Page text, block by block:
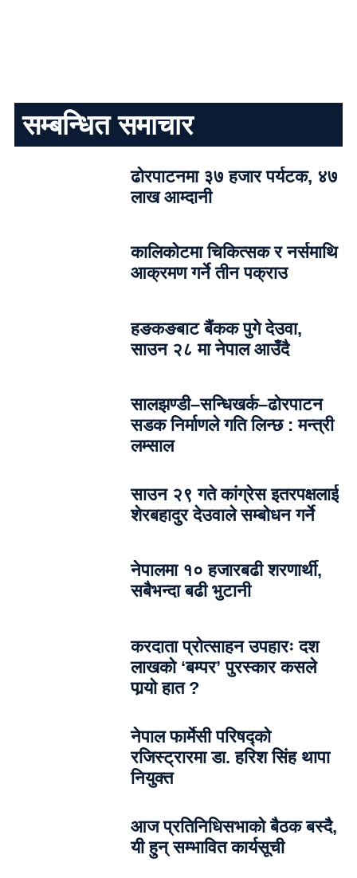
सम्बन्धित समाचार
ढोरपाटनमा ३७ हजार पर्यटक, ४७
लाख आम्दानी
कालिकोटमा चिकित्सक र नर्समाथि
आक्रमण गर्ने तीन पक्राउ
हङकङबाट बैंकक पुगे देउवा,
साउन २८ मा नेपाल आउँदै
सालझण्डी–सन्धिखर्क–ढोरपाटन
सडक निर्माणले गति लिन्छ : मन्त्री
लम्साल
साउन २९ गते कांग्रेस इतरपक्षलाई
शेरबहादुर देउवाले सम्बोधन गर्ने
नेपालमा १० हजारबढी शरणार्थी,
सबैभन्दा बढी भुटानी
करदाता प्रोत्साहन उपहारः दश
लाखको ‘बम्पर’ पुरस्कार कसले
पार्‍याे हात ?
नेपाल फार्मेसी परिषद्को
रजिस्ट्रारमा डा. हरिश सिंह थापा
नियुक्त
आज प्रतिनिधिसभाको बैठक बस्दै,
यी हुन् सम्भावित कार्यसूची